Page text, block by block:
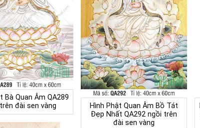
Bà Quan Âm QA289
đài sen vàng
Hình Phật Quan Âm Bồ Tát
Đẹp Nhất QA292 ngồi trên
đài sen vàng